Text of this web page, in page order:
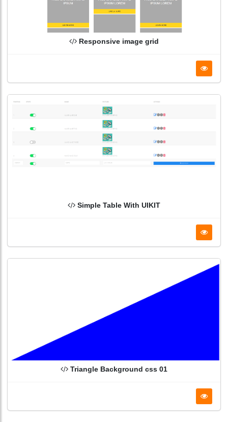
Responsive image grid
Simple Table With UIKIT
Triangle Background css 01